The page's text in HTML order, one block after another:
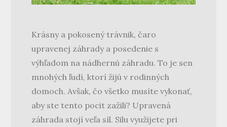
Krásny a pokosený trávnik, čaro
upravenej záhrady a posedenie s
výhľadom na nádhernú záhradu. To je sen
mnohých ľudí, ktorí žijú v rodinných
domoch. Avšak, čo všetko musíte vykonať,
aby ste tento pocit zažili? Upravená
záhrada stojí veľa síl. Silu využijete pri